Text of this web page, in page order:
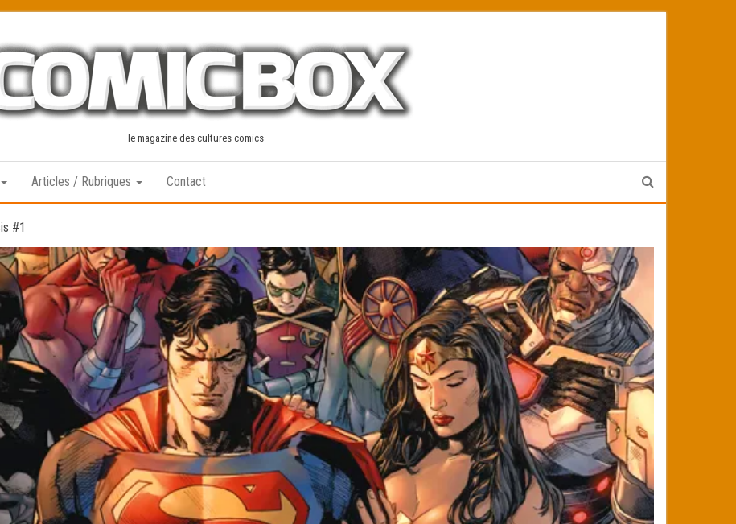
le magazine des cultures comics
Articles / Rubriques Contact
#1